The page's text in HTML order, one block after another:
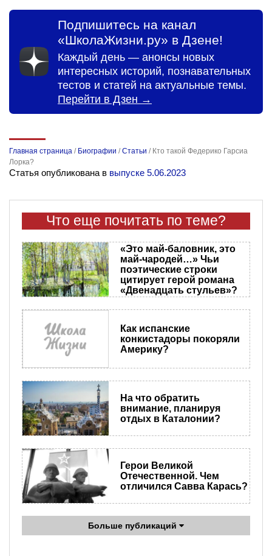
Подпишитесь на канал
«ШколаЖизни.ру» в Дзене!
Каждый день — анонсы новых
интересных историй, познавательных
тестов и статей на актуальные темы.
Перейти в Дзен →
Главная страница / Биографии /Статьи / Кто такой Федерико Гарсиа
Лорка?
Статья опубликована в выпуске 5.06.2023
Что еще почитать по теме?
«Это май-баловник, это
май-чародей…» Чьи
поэтические строки
цитирует герой романа
«Двенадцать стульев»?
Как испанские
конкистадоры покоряли
Америку?
На что обратить
внимание, планируя
отдых в Каталонии?
Герои Великой
Отечественной. Чем
отличился Савва Карась?
Больше публикаций